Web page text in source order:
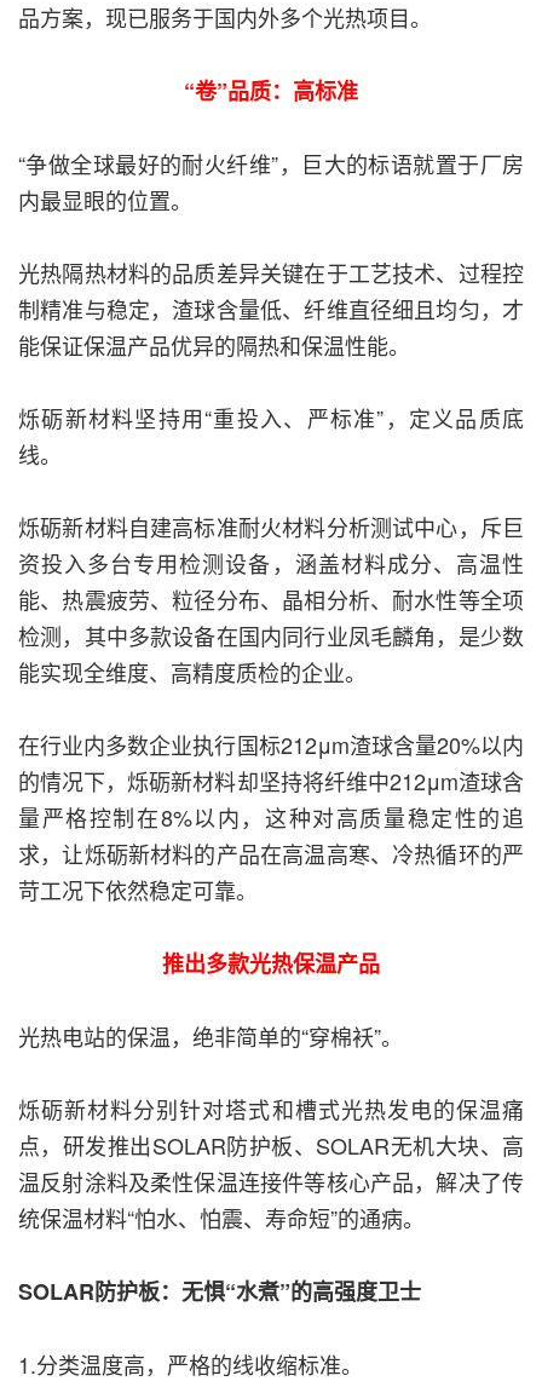
品方案，现已服务于国内外多个光热项目。
“卷”品质：高标准
“争做全球最好的耐火纤维”，巨大的标语就置于厂房
内最显眼的位置。
光热隔热材料的品质差异关键在于工艺技术、过程控
制精准与稳定，渣球含量低、纤维直径细且均匀，才
能保证保温产品优异的隔热和保温性能。
烁砺新材料坚持用“重投入、严标准”，定义品质底
线。
烁砺新材料自建高标准耐火材料分析测试中心，斥巨
资投入多台专用检测设备，涵盖材料成分、高温性
能、热震疲劳、粒径分布、晶相分析、耐水性等全项
检测，其中多款设备在国内同行业凤毛麟角，是少数
能实现全维度、高精度质检的企业。
在行业内多数企业执行国标212μm渣球含量20%以内
的情况下，烁砺新材料却坚持将纤维中212μm渣球含
量严格控制在8%以内，这种对高质量稳定性的追
求，让烁砺新材料的产品在高温高寒、冷热循环的严
苛工况下依然稳定可靠。
推出多款光热保温产品
光热电站的保温，绝非简单的“穿棉袄”。
烁砺新材料分别针对塔式和槽式光热发电的保温痛
点，研发推出SOLAR防护板、SOLAR无机大块、高
温反射涂料及柔性保温连接件等核心产品，解决了传
统保温材料“怕水、怕震、寿命短”的通病。
SOLAR防护板：无惧“水煮”的高强度卫士
1.分类温度高，严格的线收缩标准。